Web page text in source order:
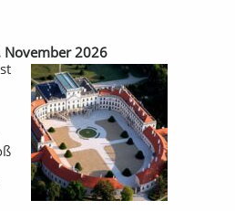
November 2026